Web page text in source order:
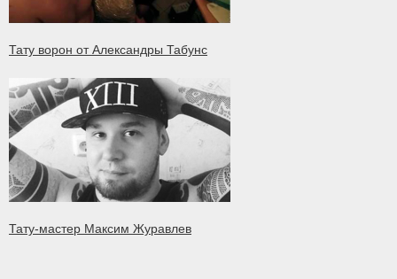
Тату ворон от Александры Табунс
Тату-мастер Максим Журавлев